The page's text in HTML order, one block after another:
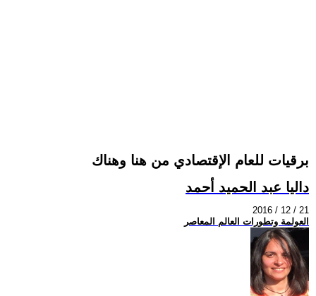
برقيات للعام الإقتصادي من هنا وهناك
داليا عبد الحميد أحمد
2016 / 12 / 21
العولمة وتطورات العالم المعاصر